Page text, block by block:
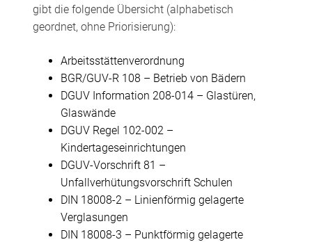
gibt die folgende Übersicht (alphabetisch
geordnet, ohne Priorisierung):
Arbeitsstättenverordnung
BGR/GUV-R 108 – Betrieb von Bädern
DGUV Information 208-014 – Glastüren,
Glaswände
DGUV Regel 102-002 –
Kindertageseinrichtungen
DGUV-Vorschrift 81 –
Unfallverhütungsvorschrift Schulen
DIN 18008-2 – Linienförmig gelagerte
Verglasungen
DIN 18008-3 – Punktförmig gelagerte